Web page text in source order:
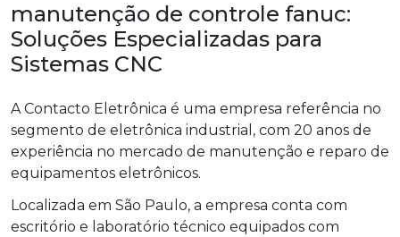
manutenção de controle fanuc:
Soluções Especializadas para
Sistemas CNC
A Contacto Eletrônica é uma empresa referência no
segmento de eletrônica industrial, com 20 anos de
experiência no mercado de manutenção e reparo de
equipamentos eletrônicos.
Localizada em São Paulo, a empresa conta com
escritório e laboratório técnico equipados com